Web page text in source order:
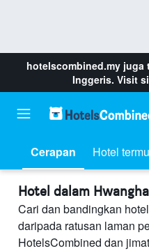
hotelscombined.my juga
Inggeris. Visit
Cerapan Hotel
Hotel dalam
Cari dan bandingkan
daripada ratusan laman
HotelsCombined dan